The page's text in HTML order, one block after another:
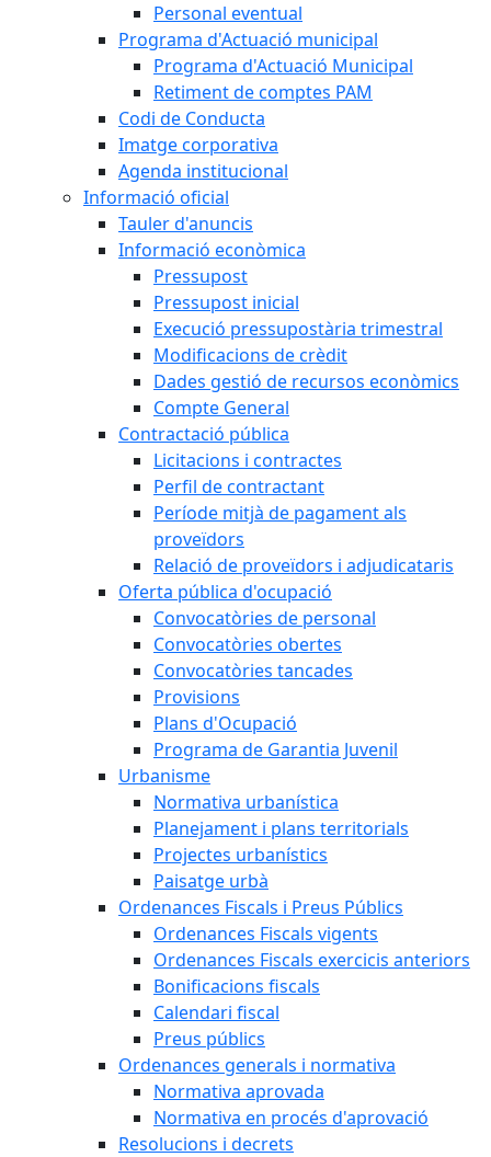
Personal eventual
Programa d'Actuació municipal
Programa d'Actuació Municipal
Retiment de comptes PAM
Codi de Conducta
Imatge corporativa
Agenda institucional
Informació oficial
Tauler d'anuncis
Informació econòmica
Pressupost
Pressupost inicial
Execució pressupostària trimestral
Modificacions de crèdit
Dades gestió de recursos econòmics
Compte General
Contractació pública
Licitacions i contractes
Perfil de contractant
Període mitjà de pagament als
proveïdors
Relació de proveïdors i adjudicataris
Oferta pública d'ocupació
Convocatòries de personal
Convocatòries obertes
Convocatòries tancades
Provisions
Plans d'Ocupació
Programa de Garantia Juvenil
Urbanisme
Normativa urbanística
Planejament i plans territorials
Projectes urbanístics
Paisatge urbà
Ordenances Fiscals i Preus Públics
Ordenances Fiscals vigents
Ordenances Fiscals exercicis anteriors
Bonificacions fiscals
Calendari fiscal
Preus públics
Ordenances generals i normativa
Normativa aprovada
Normativa en procés d'aprovació
Resolucions i decrets